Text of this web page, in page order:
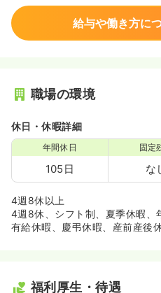
給与や働き方に
職場の環境
休日・休暇詳細
年間休日
105日
固定
な
4週8休以上
4週8休、シフト制、夏季休暇、
有給休暇、慶弔休暇、産前産後
福利厚生・待遇